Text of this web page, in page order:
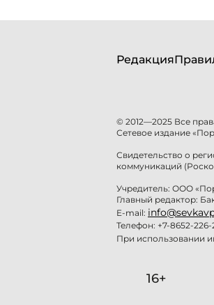
Редакция
© 2012—2025 Все
Сетевое издание
Свидетельство о
коммуникаций
Учредитель: ООО
Главный редактор:
E-mail:
Телефон: +7-8652-226-
При использовании
16+